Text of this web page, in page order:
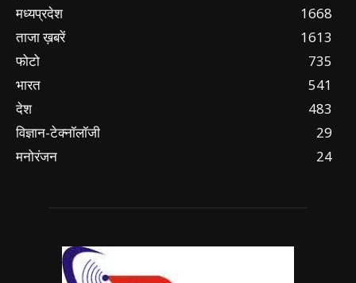
मध्यप्रदेश
1668
ताजा ख़बरें
1613
फोटो
735
भारत
541
देश
483
विज्ञान-टेक्नॉलॉजी
29
मनोरंजन
24